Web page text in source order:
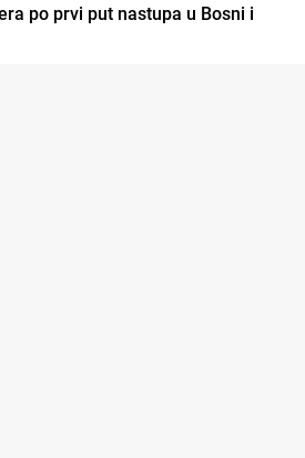
po prvi put nastupa u Bosni i